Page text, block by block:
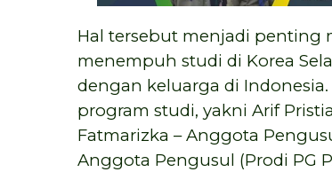
Hal tersebut menjadi penting
menempuh studi di Korea
dengan keluarga di
program studi, yakni Arif
Fatmarizka – Anggota
Anggota Pengusul (Prodi PG